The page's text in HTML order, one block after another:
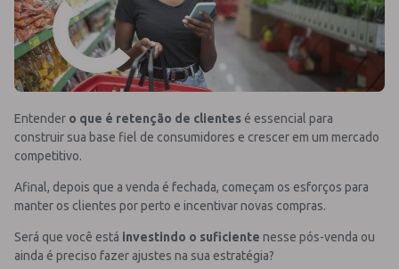
Entender o que é retenção de clientes é essencial para
construir sua base fiel de consumidores e crescer em um mercado
competitivo.
Afinal, depois que a venda é fechada, começam os esforços para
manter os clientes por perto e incentivar novas compras.
Será que você está investindo o suficiente nesse pós-venda ou
ainda é preciso fazer ajustes na sua estratégia?